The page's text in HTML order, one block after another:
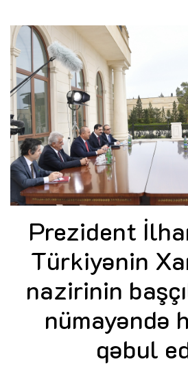
Prezident
Türkiyənin
nazirinin
nümayəndə
qəbul